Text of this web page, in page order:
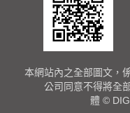
本網站內之全部圖文，
公司同意不得將全
體 ©